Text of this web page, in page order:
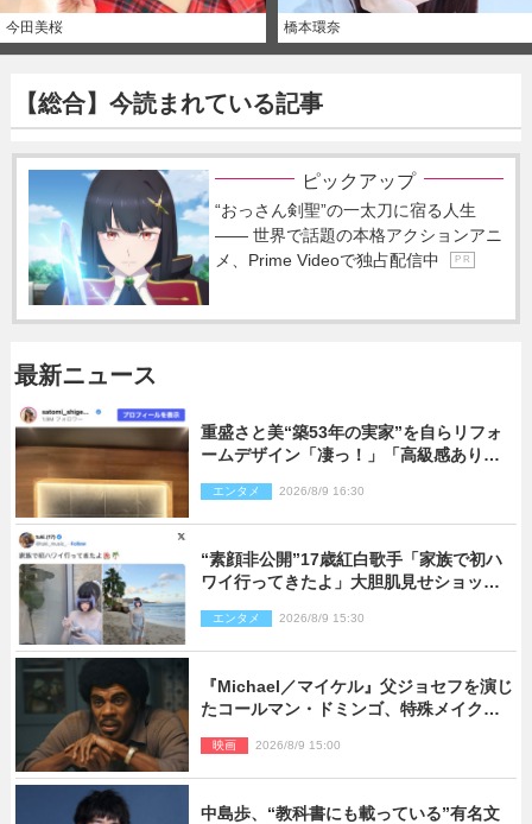
今田美桜 橋本環奈
【総合】今読まれている記事
ピックアップ
“おっさん剣聖”の一太刀に宿る人生
―― 世界で話題の本格アクションアニ
メ、Prime Videoで独占配信中
P R
最新ニュース
重盛さと美“築53年の実家”を自らリフォ
ームデザイン「凄っ！」「高級感ありま
エンタメ 2026/8/9 16:30
“素顔非公開”17歳紅白歌手「家族で初ハ
ワイ行ってきたよ」大胆肌見せショット
エンタメ 2026/8/9 15:30
『Michael／マイケル』父ジョセフを演じ
たコールマン・ドミンゴ、特殊メイクに2
映画 2026/8/9 15:00
中島歩、“教科書にも載っている”有名文